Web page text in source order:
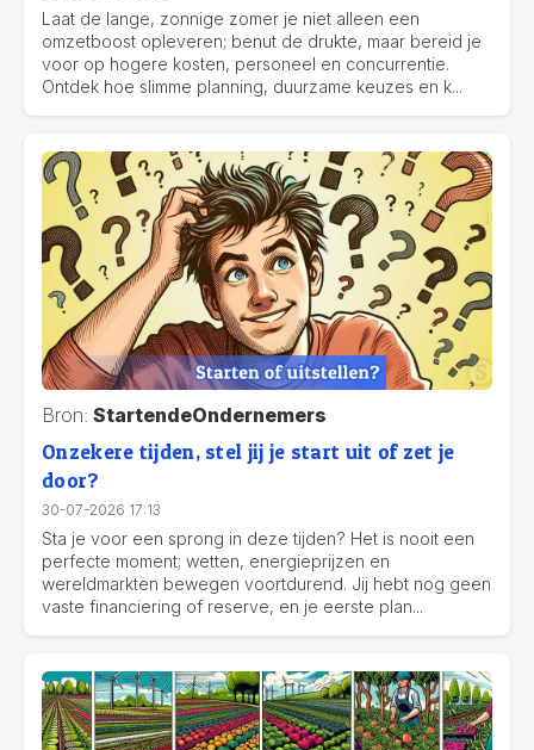
Laat de lange, zonnige zomer je niet alleen een
omzetboost opleveren; benut de drukte, maar bereid je
voor op hogere kosten, personeel en concurrentie.
Ontdek hoe slimme planning, duurzame keuzes en k...
Bron: StartendeOndernemers
Onzekere tijden, stel jij je start uit of zet je
door?
30-07-2026 17:13
Sta je voor een sprong in deze tijden? Het is nooit een
perfecte moment; wetten, energieprijzen en
wereldmarkten bewegen voortdurend. Jij hebt nog geen
vaste financiering of reserve, en je eerste plan...